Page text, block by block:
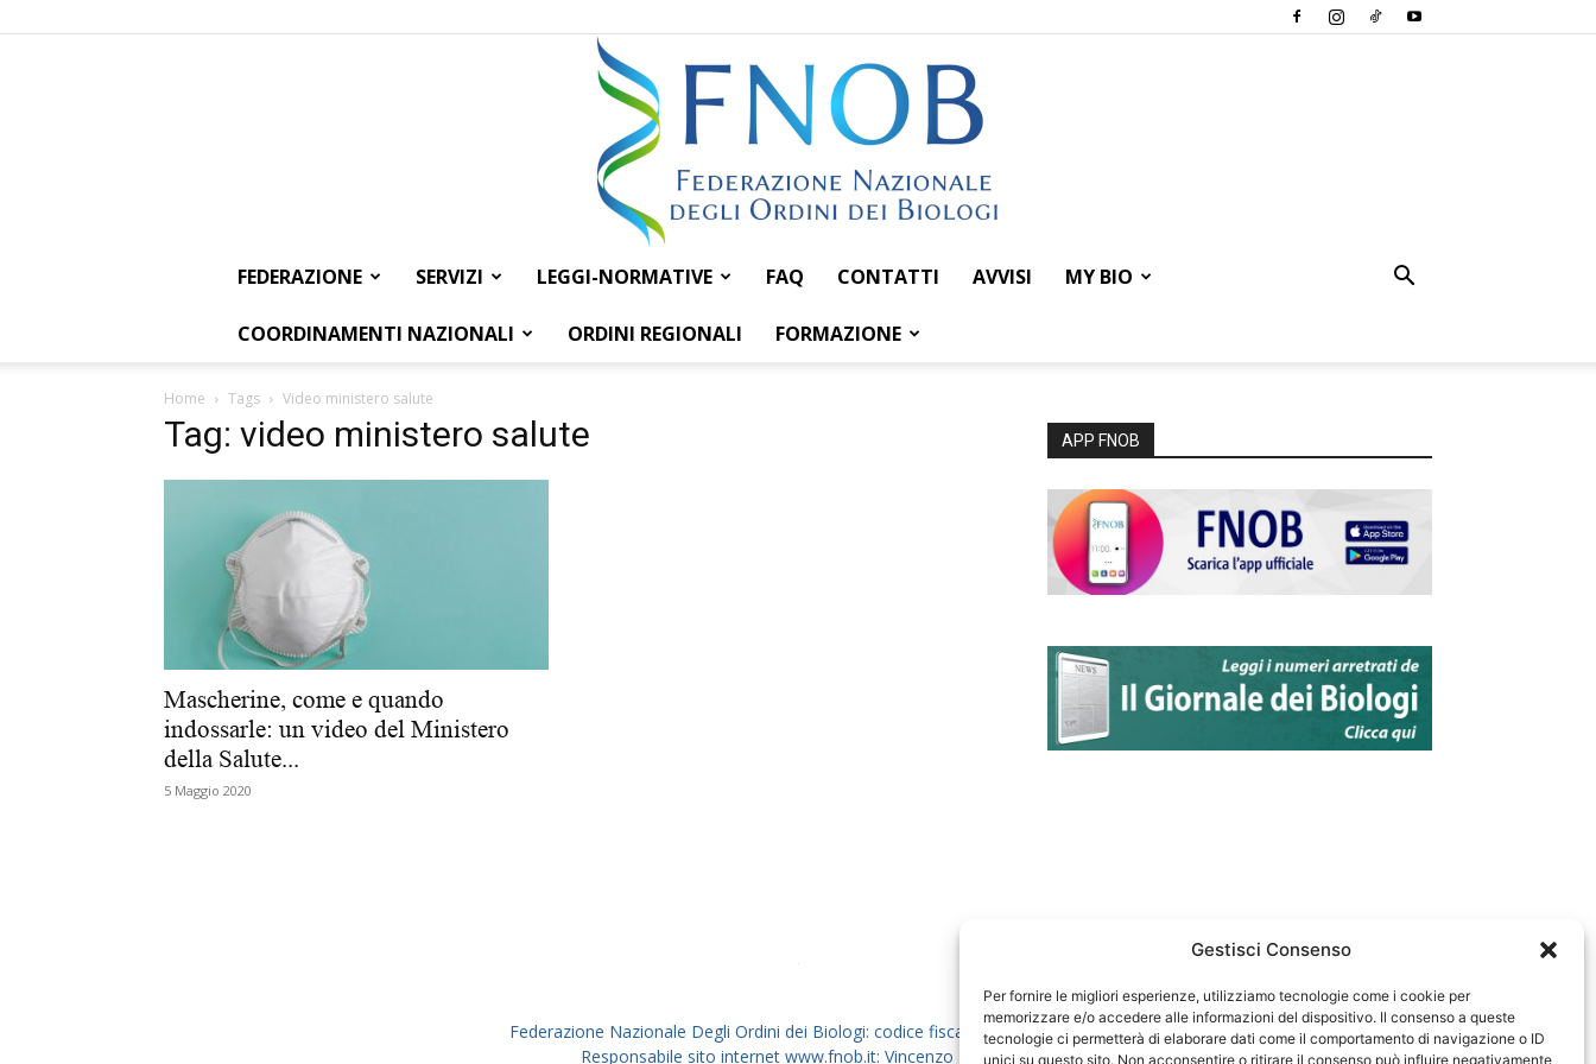
Gestisci Consenso
Per fornire le migliori esperienze, utilizziamo tecnologie come i cookie per
memorizzare e/o accedere alle informazioni del dispositivo. Il consenso a queste
tecnologie ci permetterà di elaborare dati come il comportamento di navigazione o ID
unici su questo sito. Non acconsentire o ritirare il consenso può influire negativamente
Federazione
FEDERAZIONE SERVIZI LEGGI-NORMATIVE FAQ CONTATTI AVVISI MY BIO
COORDINAMENTI NAZIONALI ORDINI REGIONALI FORMAZIONE
Home Tags Video ministero salute
Tag: video ministero salute
Mascherine, come e quando
indossarle: un video del Ministero
della Salute...
5 Maggio 2020
APP FNOB
Federazione Nazionale Degli Ordini dei Biologi: codice fiscale 80069130583
Responsabile sito internet www.fnob.it: Vincenzo D'Anna